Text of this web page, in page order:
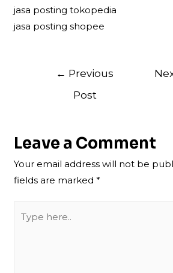
jasa posting tokopedia
jasa posting shopee
Post
navigation
← Previous
Post
Leave a Comment
Your email address will not be
fields are marked*
here..